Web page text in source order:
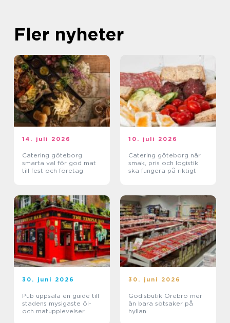
Fler nyheter
14. juli 2026
Catering göteborg
smarta val för god mat
till fest och företag
10. juli 2026
Catering göteborg när
smak, pris och logistik
ska fungera på riktigt
30. juni 2026
Pub uppsala en guide till
stadens mysigaste öl-
och matupplevelser
30. juni 2026
Godisbutik Örebro mer
än bara sötsaker på
hyllan